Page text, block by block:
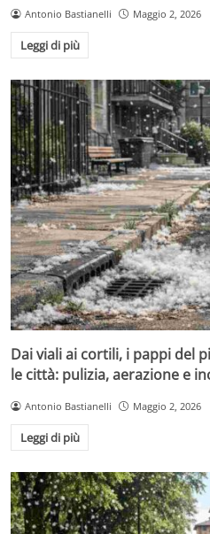
Antonio Bastianelli Maggio 2, 2026
Leggi di più
Dai viali ai cortili, i pappi del
le città: pulizia, aerazione e
Antonio Bastianelli Maggio 2, 2026
Leggi di più